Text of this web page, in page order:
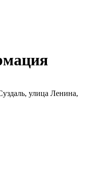
улица Ленина,